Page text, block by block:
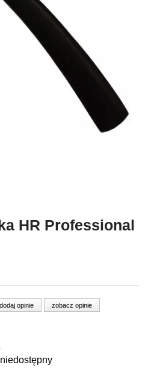
HR Professional
opinie zobacz opinie